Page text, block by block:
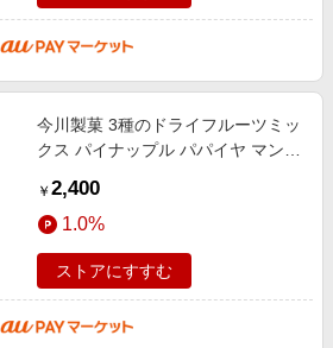
今川製菓 3種のドライフルーツミッ
クス パイナップル パパイヤ マンゴ
￥ 2,400
1.0%
ストアにすすむ